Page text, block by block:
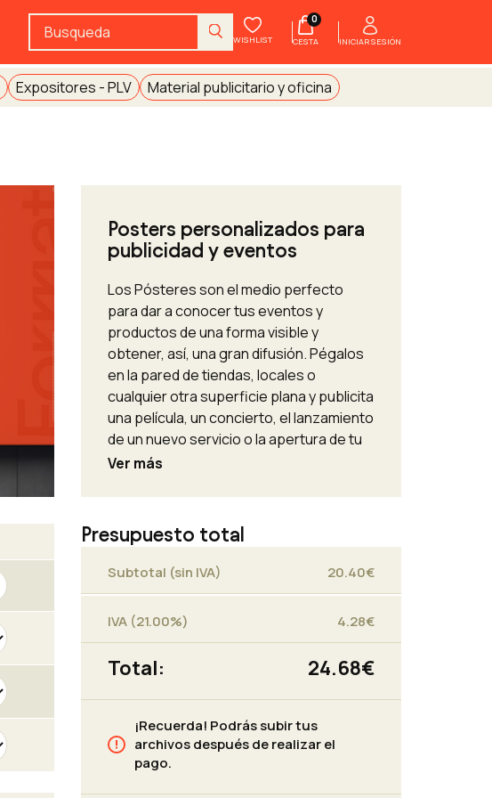
WISHLIST CESTA
0
INICIAR SESIÓN
Expositores - PLV Material publicitario y oficina
Posters personalizados para
publicidad y eventos
Los Pósteres son el medio perfecto
para dar a conocer tus eventos y
productos de una forma visible y
obtener, así, una gran difusión. Pégalos
en la pared de tiendas, locales o
cualquier otra superficie plana y publicita
una película, un concierto, el lanzamiento
de un nuevo servicio o la apertura de tu
negocio. Garantiza la visibilidad de tu
tamaños y con diferentes tipos de
Ver más
Presupuesto total
Subtotal (sin IVA) 20.40€
IVA (21.00%) 4.28€
Total: 24.68€
¡Recuerda! Podrás subir tus
archivos después de realizar el
pago.